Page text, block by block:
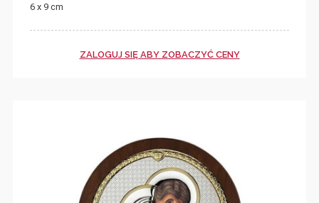
6 x 9 cm
ZALOGUJ SIĘ ABY ZOBACZYĆ CENY